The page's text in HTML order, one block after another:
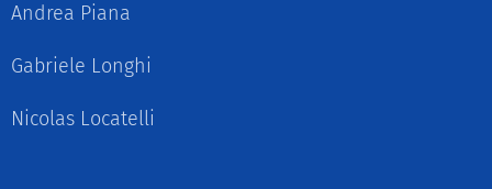
Andrea Piana
Gabriele Longhi
Nicolas Locatelli